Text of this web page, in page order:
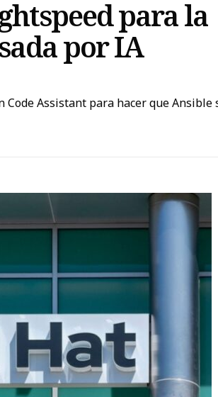
para la
por IA
Assistant para hacer que Ansible